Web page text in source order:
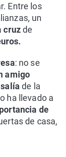
Entre los
un
cruzde
: no se
amigo
salíade la
ha llevado a
de
de casa,